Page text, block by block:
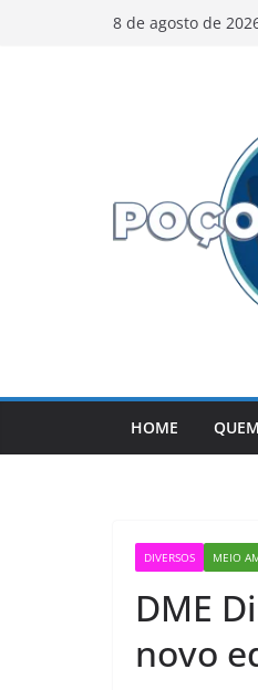
8 de agosto de
HOME
DIVERSOS MEIO
DME
novo